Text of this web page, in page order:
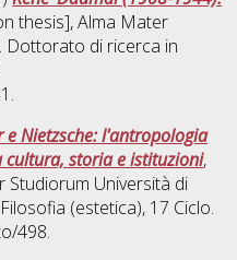
thesis], Alma Mater
Dottorato di ricerca in
e Nietzsche: l'antropologia
cultura, storia e istituzioni,
Università di
Filosofia (estetica), 17 Ciclo.
498.